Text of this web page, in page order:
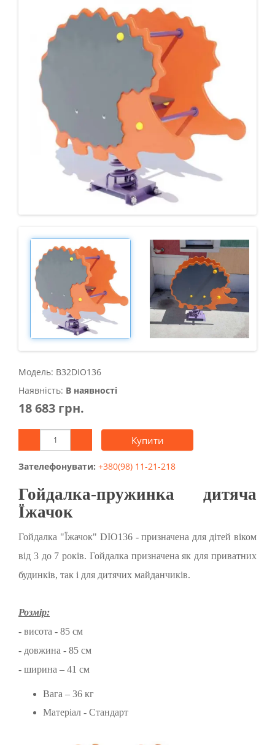
Модель: B32DIO136
Наявність: В наявності
18 683 грн.
Купити
Зателефонувати: +380(98) 11-21-218
Гойдалка-пружинка дитяча
Їжачок
Гойдалка "Їжачок" DIO136 - призначена для дітей віком
від 3 до 7 років. Гойдалка призначена як для приватних
будинків, так і для дитячих майданчиків.
Розмір:
- висота - 85 см
- довжина - 85 см
- ширина – 41 см
Вага – 36 кг
Матеріал - Стандарт